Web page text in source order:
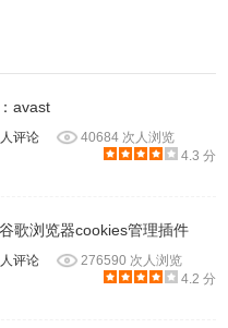
avast
评论
40684 次人浏览
4.3 分
歌浏览器cookies管理插件
评论
276590 次人浏览
4.2 分